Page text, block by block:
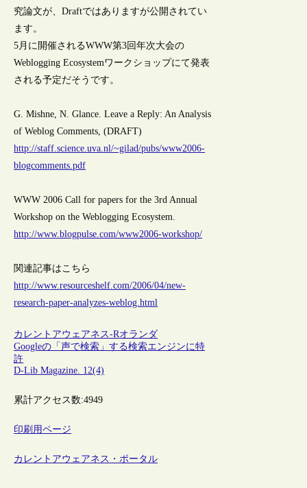
究論文が、Draftではありますが公開されてい
ます。
5月に開催されるWWW第3回年次大会の
Weblogging Ecosystemワークショップにて発表
される予定だそうです。
G. Mishne, N. Glance. Leave a Reply: An Analysis
of Weblog Comments, (DRAFT)
http://staff.science.uva.nl/~gilad/pubs/www2006-
blogcomments.pdf
WWW 2006 Call for papers for the 3rd Annual
Workshop on the Weblogging Ecosystem.
http://www.blogpulse.com/www2006-workshop/
関連記事はこちら
http://www.resourceshelf.com/2006/04/new-
research-paper-analyzes-weblog.html
カレントアウェアネス-Rオランダ
Googleの「声で検索」する検索エンジンに特
許
D-Lib Magazine. 12(4)
累計アクセス数:4949
印刷用ページ
カレントアウェアネス・ポータル